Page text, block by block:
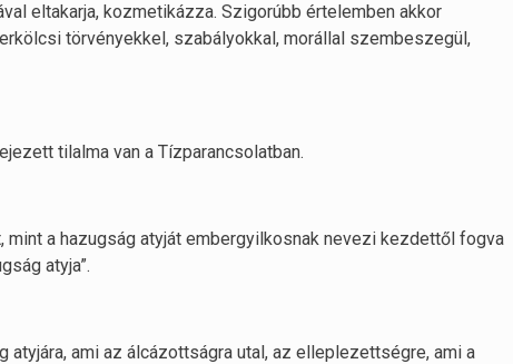
eltakarja, kozmetikázza. Szigorúbb értelemben akkor
törvényekkel, szabályokkal, morállal szembeszegül,
tilalma van a Tízparancsolatban.
a hazugság atyját embergyilkosnak nevezi kezdettől fogva
atyja”.
ami az álcázottságra utal, az elleplezettségre, ami a